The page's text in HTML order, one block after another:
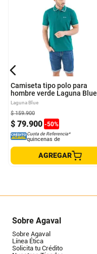
L XL
Camiseta tipo polo para
hombre verde Laguna Blue
Laguna Blue
$ 79.900 -50%
$ 159.900
Cuota de Referencia*
quincenas de
AGREGAR
Sobre Agaval
Sobre Agaval
Línea Ética
Solicita tu Crédito